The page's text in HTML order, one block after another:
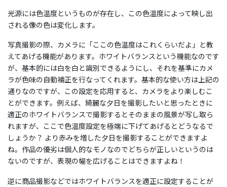
光源には色温度というものが存在し、この色温度によって映し出
される像の色は変化します。
写真撮影の際、カメラに「ここの色温度はこれくらいだよ」と教
えてあげる機能があります。ホワイトバランスという機能なのです
が、基本的には白を白と識別できるようにし、それを基準にカメ
ラが色味の自動補正を行なってくれます。基本的な使い方は上記の
通りなのですが、この設定を応用すると、カメラをより楽しむこ
とができます。例えば、綺麗な夕日を撮影したいと思ったときに
適正のホワイトバランスで撮影するとそのままの風景が写し取ら
れますが、ここで色温度設定を極端に下げてあげるとどうなるで
しょうか？ より赤みを増した夕日を撮影することができますよ
ね。作品の優劣は個人的なモノなのでどちらが正しいというのは
ないのですが、表現の幅を広げることはできますよね！
逆に商品撮影などではホワイトバランスを適正に設定することが